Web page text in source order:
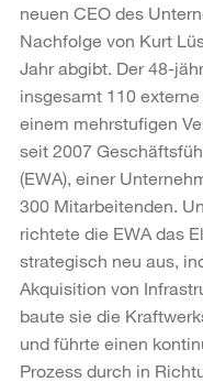
neuen CEO des
Nachfolge von Kurt
Jahr abgibt. Der 48-
insgesamt 110
einem mehrstufigen
seit 2007
(EWA), einer
300 Mitarbeitenden.
richtete die EWA das
strategisch neu aus,
Akquisition von
baute sie die
und führte einen
Prozess durch in